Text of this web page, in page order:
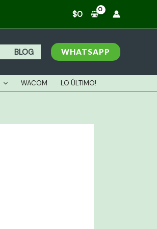
$0
BLOG WHATSAPP
WACOM LO ÚLTIMO!